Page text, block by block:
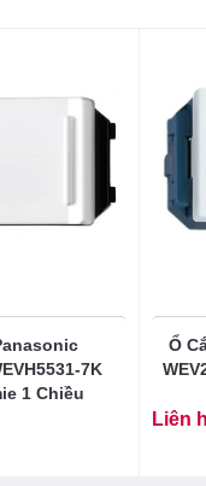
7K
1 Chiều
Ổ
Liên